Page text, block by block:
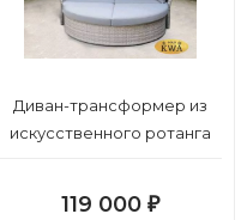
Диван-трансформер из
искусственного ротанга
119 000 ₽